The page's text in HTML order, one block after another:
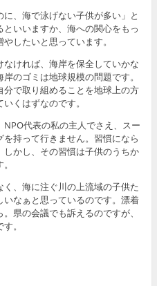
、海で泳げない子供が多い」と
いいますか、海への関心をもっ
したいと思っています。
なければ、海岸を保全していかな
のゴミは地球規模の問題です。
で取り組めることを地球上の方
くはずなのです。
代表の私の主人でさえ、スー
持って行きません。習慣になら
かし、その習慣は子供のうちか
、海に注ぐ川の上流域の子供た
なぁと思っているのです。漂着
県の会議でも訴えるのですが、
。